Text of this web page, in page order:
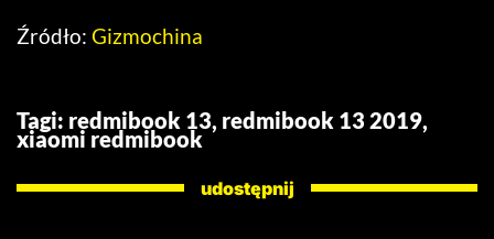
Źródło: Gizmochina
Tagi: redmibook 13, redmibook 13 2019,
xiaomi redmibook
udostępnij